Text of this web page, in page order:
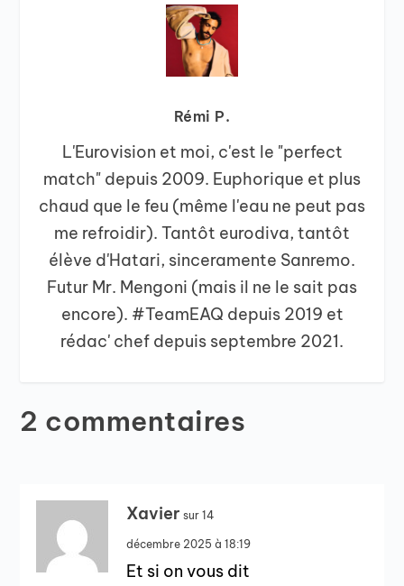
Rémi P.
L'Eurovision et moi, c'est le "perfect
match" depuis 2009. Euphorique et plus
chaud que le feu (même l'eau ne peut pas
me refroidir). Tantôt eurodiva, tantôt
élève d'Hatari, sinceramente Sanremo.
Futur Mr. Mengoni (mais il ne le sait pas
encore). #TeamEAQ depuis 2019 et
rédac' chef depuis septembre 2021.
2 commentaires
Xavier sur 14
décembre 2025 à 18:19
Et si on vous dit